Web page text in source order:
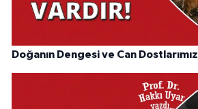
Doğanın Dengesi ve Can Dostlarımız